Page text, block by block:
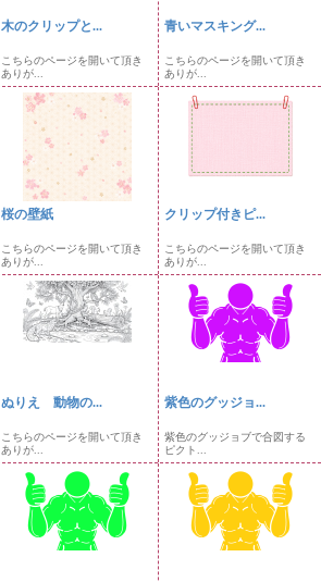
木のクリップと...
こちらのページを開いて頂き
ありが...
青いマスキング...
こちらのページを開いて頂き
ありが...
桜の壁紙
こちらのページを開いて頂き
ありが...
クリップ付きピ...
こちらのページを開いて頂き
ありが...
ぬりえ 動物の...
こちらのページを開いて頂き
ありが...
紫色のグッジョ...
紫色のグッジョブで合図する
ピクト...